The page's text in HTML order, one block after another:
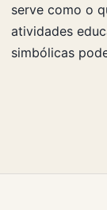
serve como o
atividades
simbólicas